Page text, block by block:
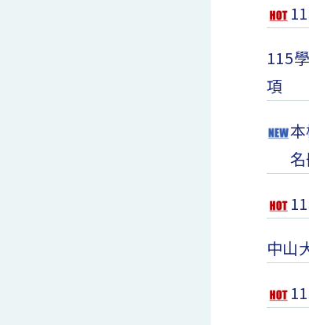
115
項
中山